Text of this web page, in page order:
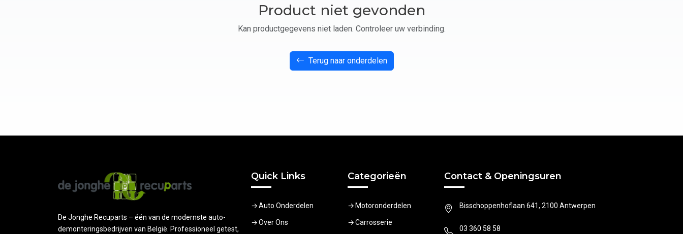
Product niet gevonden
Kan productgegevens niet laden. Controleer uw verbinding.
Terug naar onderdelen
De Jonghe Recuparts – één van de modernste auto-
demonteringsbedrijven van België. Professioneel getest,
Quick Links
Auto Onderdelen
Over Ons
Categorieën
Motoronderdelen
Carrosserie
Contact & Openingsuren
Bisschoppenhoflaan 641, 2100 Antwerpen
03 360 58 58